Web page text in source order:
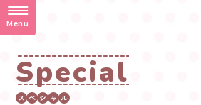
Menu
Special
ス ペ シ ャ ル